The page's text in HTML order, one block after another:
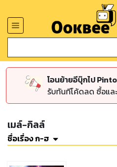
โอนย้ายอีบุ๊กไป
รับทันทีโค้ดลด ซื้อแล
เมล์-กิลล์
ชื่อเรื่อง ก-ฮ